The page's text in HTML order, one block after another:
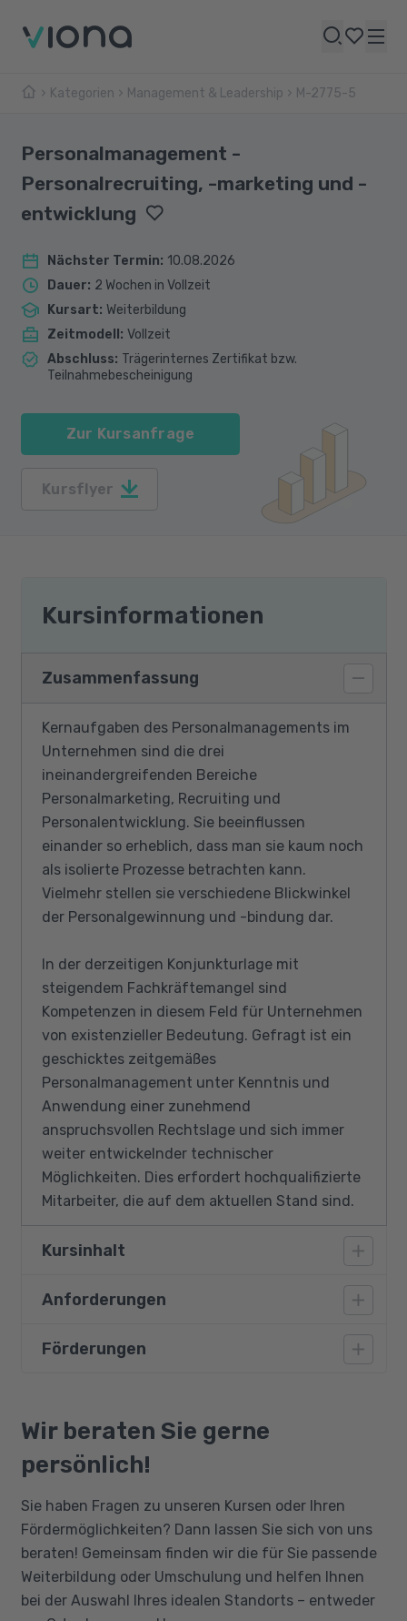
Kategorien Management & Leadership M-2775-5
Personalmanagement -
Personalrecruiting, -marketing und -
entwicklung
Nächster Termin: 10.08.2026
Dauer: 2 Wochen in Vollzeit
Kursart: Weiterbildung
Zeitmodell : Vollzeit
Abschluss: Trägerinternes Zertifikat bzw.
Teilnahmebescheinigung
Zur Kursanfrage
Kursflyer
Kursinformationen
Zusammenfassung
Kernaufgaben des Personalmanagements im
Unternehmen sind die drei
ineinandergreifenden Bereiche
Personalmarketing, Recruiting und
Personalentwicklung. Sie beeinflussen
einander so erheblich, dass man sie kaum noch
als isolierte Prozesse betrachten kann.
Vielmehr stellen sie verschiedene Blickwinkel
der Personalgewinnung und -bindung dar.
In der derzeitigen Konjunkturlage mit
steigendem Fachkräftemangel sind
Kompetenzen in diesem Feld für Unternehmen
von existenzieller Bedeutung. Gefragt ist ein
geschicktes zeitgemäßes
Personalmanagement unter Kenntnis und
Anwendung einer zunehmend
anspruchsvollen Rechtslage und sich immer
weiter entwickelnder technischer
Möglichkeiten. Dies erfordert hochqualifizierte
Mitarbeiter, die auf dem aktuellen Stand sind.
Kursinhalt
Personalbedarfsplanung
Personalmarketing:
Internes Personalmarketing
Unternehmensleitbild und
Unternehmensklima
Leistungsanreize und Vergütung
Förderung und Entwicklung
Externes Personalmarketing
Anforderungen
Vorausgesetzt werden gute
sowie gute PC- und Office- Kenntnisse. Der
Kurs baut auf vorhandene Basiskenntnisse der
Personalverwaltung und -organisation sowie
Kenntnissen auf, wie sie u. a. in aktuellen
kaufmännischen Ausbildungen vermittelt
werden. Betriebswirtschaftliche
Grundlagenkenntnisse sind von Vorteil.
Förderungen
Qualifizierungschancengesetz
Berufliche Rehabilitation
Wir beraten Sie gerne
persönlich!
Sie haben Fragen zu unseren Kursen oder Ihren
Fördermöglichkeiten? Dann lassen Sie sich von uns
beraten! Gemeinsam finden wir die für Sie passende
Weiterbildung oder Umschulung und helfen Ihnen
bei der Auswahl Ihres idealen Standorts – entweder